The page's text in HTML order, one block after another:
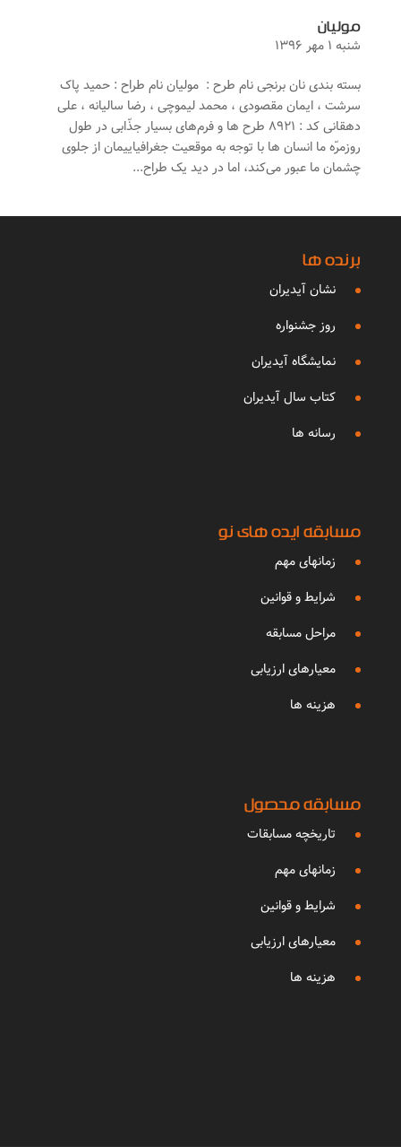
مولیان
شنبه ۱ مهر ۱۳۹۶
بسته بندی نان برنجی نام طرح : مولیان نام طراح : حمید پاک
سرشت ، ایمان مقصودی ، محمد لیموچی ، رضا سالیانه ، علی
دهقانی کد : ۸۹۲۱ طرح ‌ها و فرم‌های بسیار جذّابی در طول
روزمرّه ما انسان ‌ها با توجه به موقعیت جغرافیاییمان از جلوی
چشمان ما عبور می‌کند، اما در دید یک طراح...
برنده ها
نشان آیدیران
روز جشنواره
نمایشگاه آیدیران
کتاب سال آیدیران
رسانه ها
مسابقه ایده های نو
زمانهای مهم
شرایط و قوانین
مراحل مسابقه
معیارهای ارزیابی
هزینه ها
مسابقه محصول
تاریخچه مسابقات
زمانهای مهم
شرایط و قوانین
معیارهای ارزیابی
هزینه ها